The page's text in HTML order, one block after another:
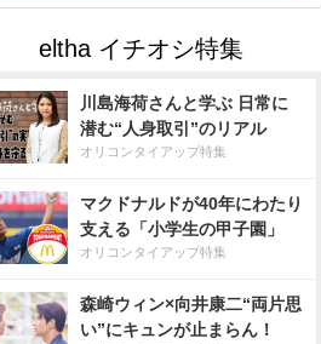
川島海荷さんと学ぶ 日常に
潜む“人身取引”のリアル
オリコンタイアップ特集
マクドナルドが40年にわたり
支える「小学生の甲子園」
オリコンタイアップ特集
森崎ウィン×向井康二“両片思
い”にキュンが止まらん！